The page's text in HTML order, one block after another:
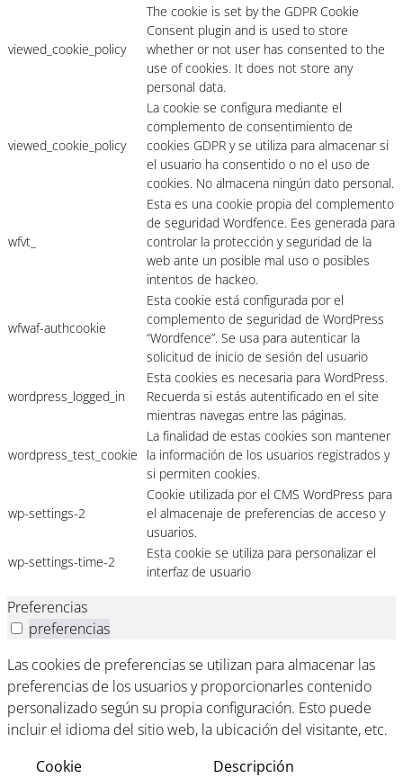
viewed_cookie_policy
The cookie is set by the GDPR Cookie
Consent plugin and is used to store
whether or not user has consented to the
use of cookies. It does not store any
personal data.
viewed_cookie_policy
La cookie se configura mediante el
complemento de consentimiento de
cookies GDPR y se utiliza para almacenar si
el usuario ha consentido o no el uso de
cookies. No almacena ningún dato personal.
wfvt_
Esta es una cookie propia del complemento
de seguridad Wordfence. Ees generada para
controlar la protección y seguridad de la
web ante un posible mal uso o posibles
intentos de hackeo.
wfwaf-authcookie
Esta cookie está configurada por el
complemento de seguridad de WordPress
“Wordfence”. Se usa para autenticar la
solicitud de inicio de sesión del usuario
wordpress_logged_in
Esta cookies es necesaria para WordPress.
Recuerda si estás autentificado en el site
mientras navegas entre las páginas.
wordpress_test_cookie
La finalidad de estas cookies son mantener
la información de los usuarios registrados y
si permiten cookies.
wp-settings-2
Cookie utilizada por el CMS WordPress para
el almacenaje de preferencias de acceso y
usuarios.
wp-settings-time-2
Esta cookie se utiliza para personalizar el
interfaz de usuario
Preferencias
preferencias
Las cookies de preferencias se utilizan para almacenar las
preferencias de los usuarios y proporcionarles contenido
personalizado según su propia configuración. Esto puede
incluir el idioma del sitio web, la ubicación del visitante, etc.
Cookie
Descripción